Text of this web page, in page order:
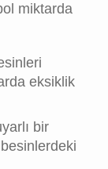
miktarda
eksiklik
bir